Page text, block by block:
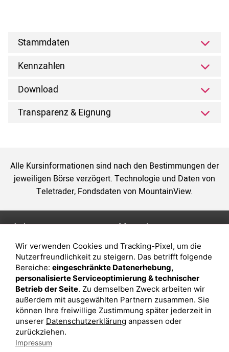
Stammdaten
Kennzahlen
Download
Transparenz & Eignung
Alle Kursinformationen sind nach den Bestimmungen der
jeweiligen Börse verzögert. Technologie und Daten von
Teletrader, Fondsdaten von MountainView.
Anlage
Depot eröffnen
Depot vergleichen
Junior Depot
Top-Seller-Fonds
Top-Fonds
Fonds-Suche
Magazin
Was sind sind ETFs?
Sparplan Vorteile
Was ist ein Fonds?
Wir verwenden Cookies und Tracking-Pixel, um die
Nutzerfreundlichkeit zu steigern. Das betrifft folgende
Bereiche: eingeschränkte Datenerhebung,
personalisierte Serviceoptimierung & technischer
Betrieb der Seite. Zu demselben Zweck arbeiten wir
außerdem mit ausgewählten Partnern zusammen. Sie
können Ihre freiwillige Zustimmung später jederzeit in
unserer Datenschutzerklärung anpassen oder
zurückziehen.
Impressum